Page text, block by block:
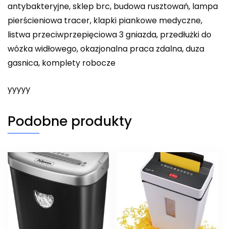
antybakteryjne, sklep brc, budowa rusztowań, lampa
pierścieniowa tracer, klapki piankowe medyczne,
listwa przeciwprzepięciowa 3 gniazda, przedłużki do
wózka widłowego, okazjonalna praca zdalna, duza
gasnica, komplety robocze
yyyyy
Podobne produkty